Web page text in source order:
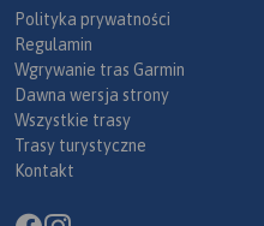
Polityka prywatności
Regulamin
Wgrywanie tras Garmin
Dawna wersja strony
Wszystkie trasy
Trasy turystyczne
Kontakt